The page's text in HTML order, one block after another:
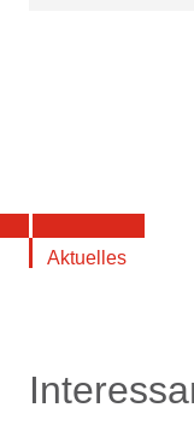
Aktuelles